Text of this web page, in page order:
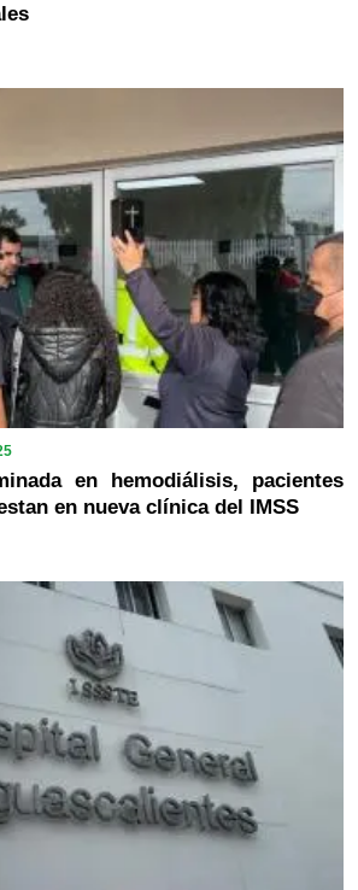
en hemodiálisis, pacientes
en nueva clínica del IMSS